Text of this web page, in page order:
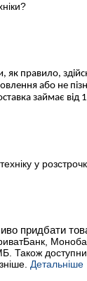
як правило,
або не
займає від
у
придбати
Також
Детальніше